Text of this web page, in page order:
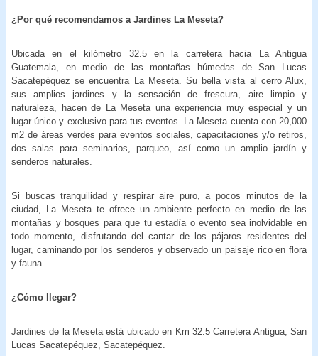
¿Por qué recomendamos a Jardines La Meseta?
Ubicada en el kilómetro 32.5 en la carretera hacia La Antigua
Guatemala, en medio de las montañas húmedas de San Lucas
Sacatepéquez se encuentra La Meseta. Su bella vista al cerro Alux,
sus amplios jardines y la sensación de frescura, aire limpio y
naturaleza, hacen de La Meseta una experiencia muy especial y un
lugar único y exclusivo para tus eventos. La Meseta cuenta con 20,000
m2 de áreas verdes para eventos sociales, capacitaciones y/o retiros,
dos salas para seminarios, parqueo, así como un amplio jardín y
senderos naturales.
Si buscas tranquilidad y respirar aire puro, a pocos minutos de la
ciudad, La Meseta te ofrece un ambiente perfecto en medio de las
montañas y bosques para que tu estadía o evento sea inolvidable en
todo momento, disfrutando del cantar de los pájaros residentes del
lugar, caminando por los senderos y observado un paisaje rico en flora
y fauna.
¿Cómo llegar?
Jardines de la Meseta está ubicado en Km 32.5 Carretera Antigua, San
Lucas Sacatepéquez, Sacatepéquez.